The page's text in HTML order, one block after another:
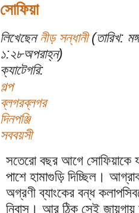
সোফিয়া
লিখেছেন নীড় সন্ধানী(তারিখ:
১:২৮অপরাহ্ন)
ক্যাটেগরি:
গল্প
ব্লগরব্লগর
দিনপঞ্জি
সববয়সী
সতেরো বছর আগে সোফিয়াকে
পাশে হামাগুড়ি দিচ্ছিল।
অগ্রণী ব্যাংকের বন্ধ
নিবাস। আর ঠিক সেই